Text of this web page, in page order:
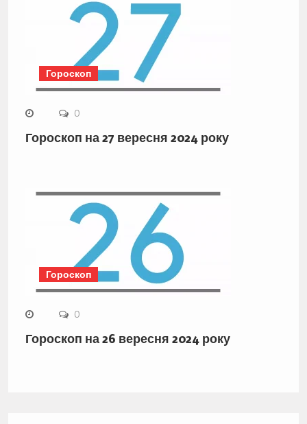
Гороскоп
0
Гороскоп на 27 вересня 2024 року
Гороскоп
0
Гороскоп на 26 вересня 2024 року